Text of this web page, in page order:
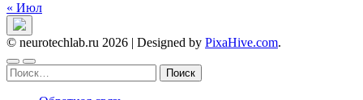
« Июл
© neurotechlab.ru 2026 | Designed by PixaHive.com.
Найти: